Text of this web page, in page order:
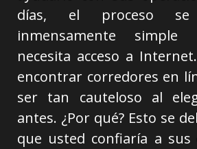
días, el proceso
inmensamente
necesita acceso a
encontrar corredores en
ser tan cauteloso al
antes. ¿Por qué? Esto se
que usted confiaría a sus